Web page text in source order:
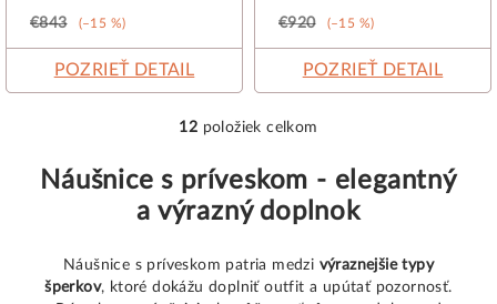
€843 (–15 %)
POZRIEŤ DETAIL
€920 (–15 %)
POZRIEŤ DETAIL
O
v
l
á
a
c
12 položiek celkom
Náušnice s príveskom - elegantný
a výrazný doplnok
Náušnice s príveskom patria medzi výraznejšie typy
šperkov, ktoré dokážu doplniť outfit a upútať pozornosť.